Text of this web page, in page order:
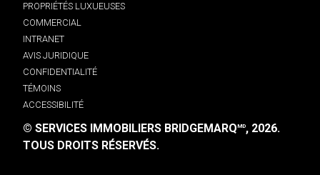
PROPRIÉTÉS LUXUEUSES
COMMERCIAL
INTRANET
AVIS JURIDIQUE
CONFIDENTIALITÉ
TÉMOINS
ACCESSIBILITÉ
© SERVICES IMMOBILIERS BRIDGEMARQMD, 2026.
TOUS DROITS RÉSERVÉS.